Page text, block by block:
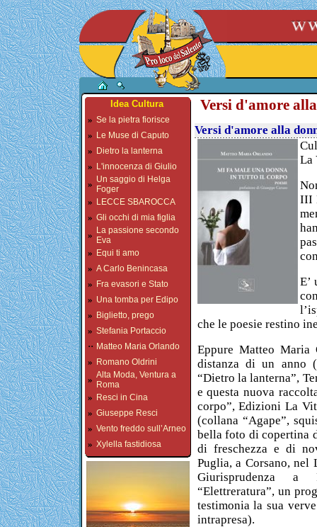
Idea Cultura
» Se la pietra fiorisce
» Le Muse di Caputo
» Dietro la lanterna
» L'innocenza di Giulio
» Un saggio di Helga
Foger
» LECCE SBAROCCA
» Gli occhi di mia figlia
» La passione secondo
Eva
» Equi ti amo
» A Carlo Benincasa
» Fra evasori e Stato
» Una tomba per Edipo
» Biglietto, prego
» Stefania Portaccio
·· Matteo Maria Orlando
» Romano Oldrini
» Alta Moda, Ventura a
Roma
» Resci in Cina
» Giuseppe Resci
» Vento freddo sull’Arneo
» Xylella fastidiosa
Versi d'amore
Versi d'amore alla
La
III
E’
che le poesie restino
Eppure Matteo Maria
distanza di un anno
“Dietro la lanterna”,
e questa nuova
corpo”, Edizioni La
(collana “Agape”,
bella foto di copertina
di freschezza e di
Puglia, a Corsano, nel
Giurisprudenza a
“Elettreratura”, un
testimonia la sua
intrapresa).